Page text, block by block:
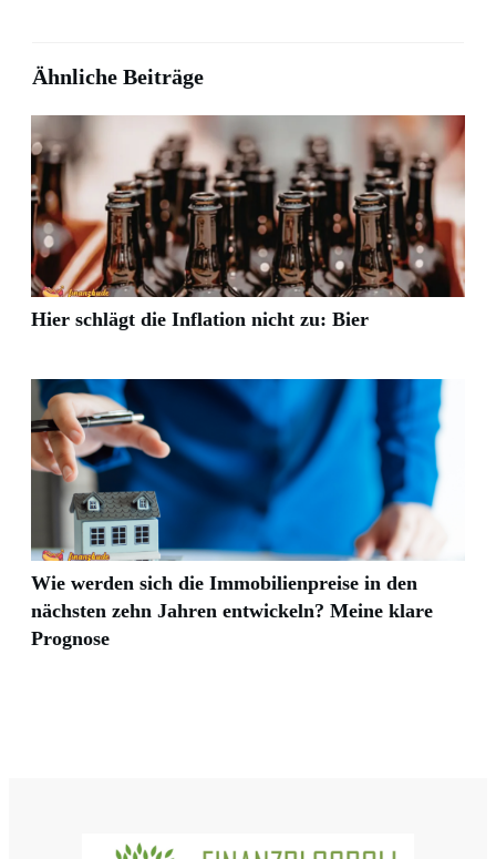
Ähnliche Beiträge
Hier schlägt die Inflation nicht zu: Bier
Wie werden sich die Immobilienpreise in den
nächsten zehn Jahren entwickeln? Meine klare
Prognose